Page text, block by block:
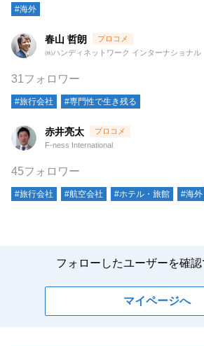
#海外
春山 哲朗
㈱ハンディネットワーク インターナショナル
31フォロワー
#旅行会社 #専門性で生き残る
赤井亮太
F-ness International
45フォロワー
#旅行会社 #航空会社 #ホテル・旅館 #海外
フォローしたユーザーを確認
マイページへ